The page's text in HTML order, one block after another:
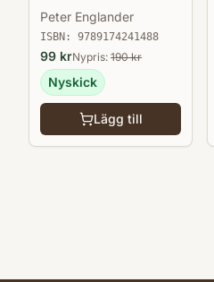
till ...
Peter Englander
ISBN: 9789174241488
99 krNypris: 190kr
Nyskick
Lägg till